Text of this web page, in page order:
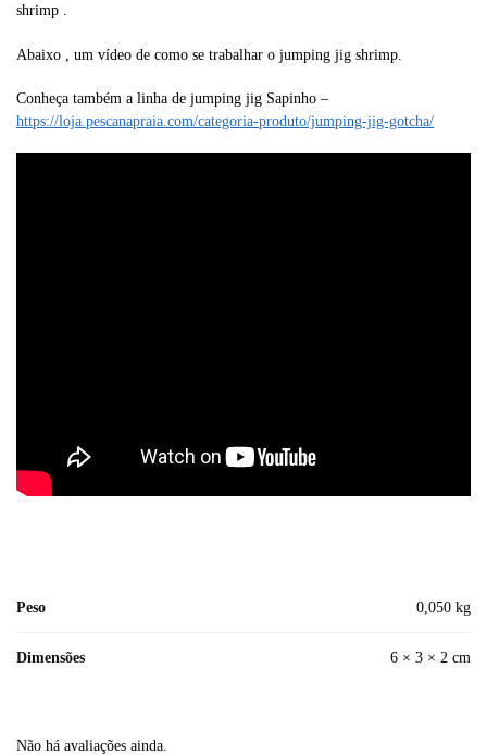
shrimp .
Abaixo , um vídeo de como se trabalhar o jumping jig shrimp.
Conheça também a linha de jumping jig Sapinho –
https://loja.pescanapraia.com/categoria-produto/jumping-jig-gotcha/
Peso 0,050 kg
Dimensões 6 × 3 × 2 cm
Não há avaliações ainda.